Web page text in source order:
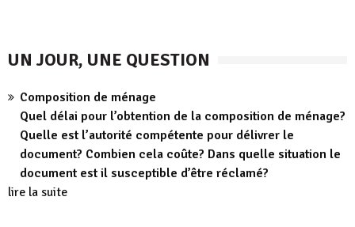
UN JOUR, UNE QUESTION
Composition de ménage
Quel délai pour l’obtention de la composition de ménage?
Quelle est l’autorité compétente pour délivrer le
document? Combien cela coûte? Dans quelle situation le
document est il susceptible d’être réclamé?
lire la suite